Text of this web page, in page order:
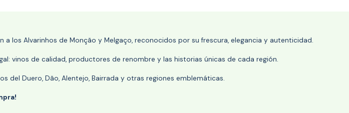
los Alvarinhos de Monção y Melgaço, reconocidos por su frescura, elegancia y autenticidad.
vinos de calidad, productores de renombre y las historias únicas de cada región.
del Duero, Dão, Alentejo, Bairrada y otras regiones emblemáticas.